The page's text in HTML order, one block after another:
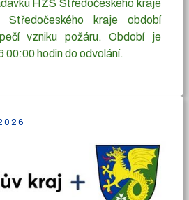
HZS Středočeského kraje
kraje období
vzniku požáru. Období je
00:00 hodin do odvolání.